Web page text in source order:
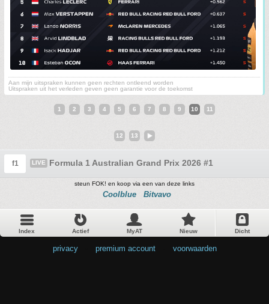
Aan mijn uitspraken kunnen geen rechten ontleend worden
Uitspraken uit het verleden geven geen garantie voor de toekomst
1 2 3 4 5 6 7 8 9 10 11
12 13
f1 LIVE Formula 1 Australian Grand Prix 2026 #1
steun FOK! en koop via een van deze links
Coolblue Bitvavo
Index Actief MyAT Nieuw Dicht
privacy premium account voorwaarden